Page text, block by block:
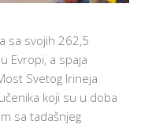
sa svojih 262,5
Evropi, a spaja
Svetog Irineja
koji su u doba
sa tadašnjeg